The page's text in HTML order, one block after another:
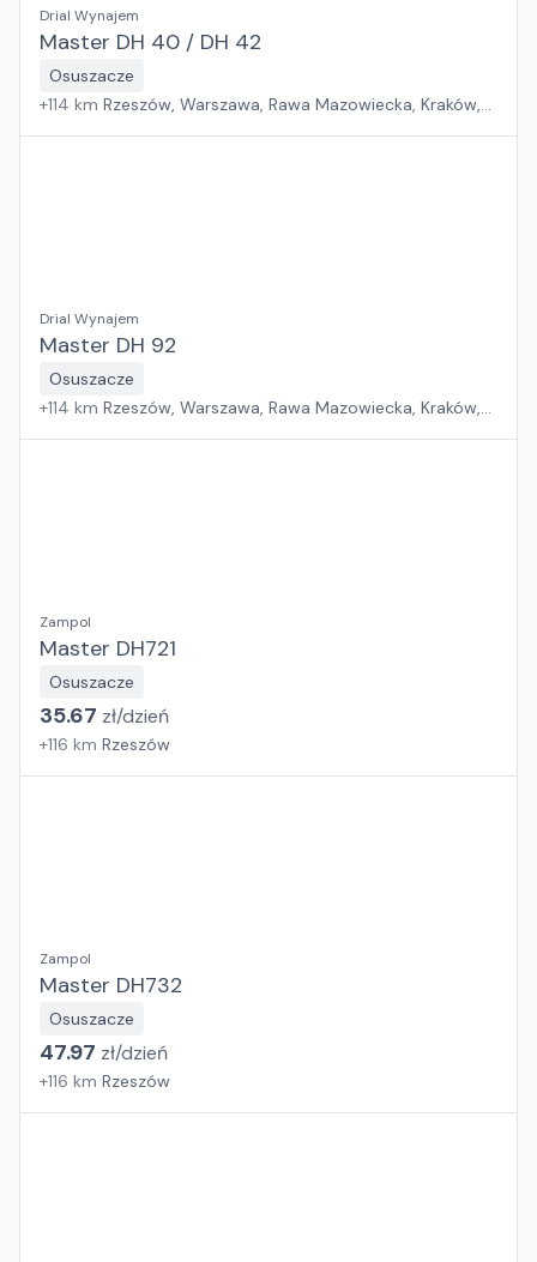
Drial Wynajem
Master DH 40 / DH 42
Osuszacze
+114 km Rzeszów, Warszawa, Rawa Mazowiecka, Kraków,
Drial Wynajem
Master DH 92
Osuszacze
+114 km Rzeszów, Warszawa, Rawa Mazowiecka, Kraków,
Zampol
Master DH721
Osuszacze
35.67 zł/dzień
+116 km Rzeszów
Zampol
Master DH732
Osuszacze
47.97 zł/dzień
+116 km Rzeszów